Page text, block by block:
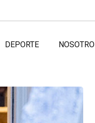
DEPORTE NOSOTRO